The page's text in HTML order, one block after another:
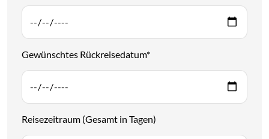
Gewünschtes Rückreisedatum*
Reisezeitraum (Gesamt in Tagen)